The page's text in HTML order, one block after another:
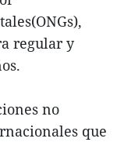
regular y
no
que